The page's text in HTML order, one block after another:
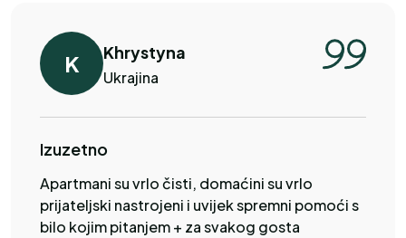
K Khrystyna
Ukrajina
Izuzetno
Apartmani su vrlo čisti, domaćini su vrlo
prijateljski nastrojeni i uvijek spremni pomoći s
bilo kojim pitanjem + za svakog gosta